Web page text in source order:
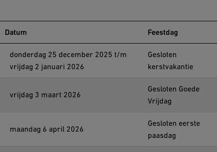
Datum Feestdag
donderdag 25 december 2025 t/m
vrijdag 2 januari 2026
Gesloten
kerstvakantie
vrijdag 3 maart 2026
Gesloten Goede
Vrijdag
maandag 6 april 2026
Gesloten eerste
paasdag